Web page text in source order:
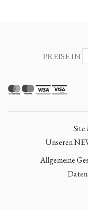
PREISE IN
Site
Unseren
Allgemeine